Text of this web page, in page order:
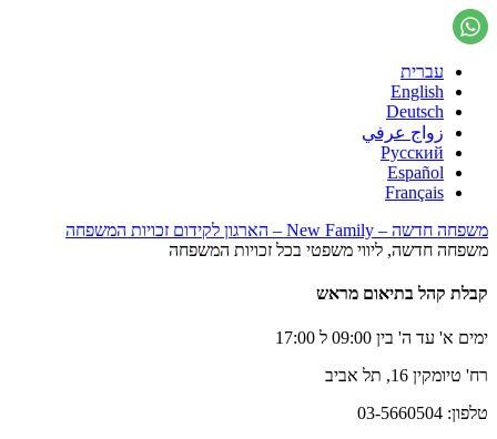
עברית
English
Deutsch
زواج عرفي
Русский
Español
Français
משפחה חדשה – New Family – הארגון לקידום זכויות המשפחה
משפחה חדשה, ליווי משפטי בכל זכויות המשפחה
קבלת קהל בתיאום מראש
ימים א' עד ה' בין 09:00 ל 17:00
רח' טיומקין 16, תל אביב
טלפון: 03-5660504